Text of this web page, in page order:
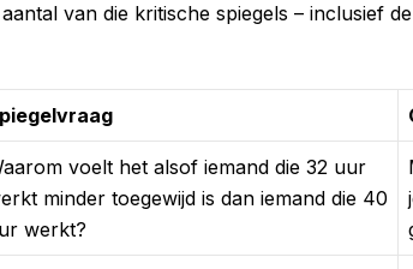
van die kritische spiegels – inclusief
voelt het alsof iemand die 32 uur
minder toegewijd is dan iemand die 40
werkt?